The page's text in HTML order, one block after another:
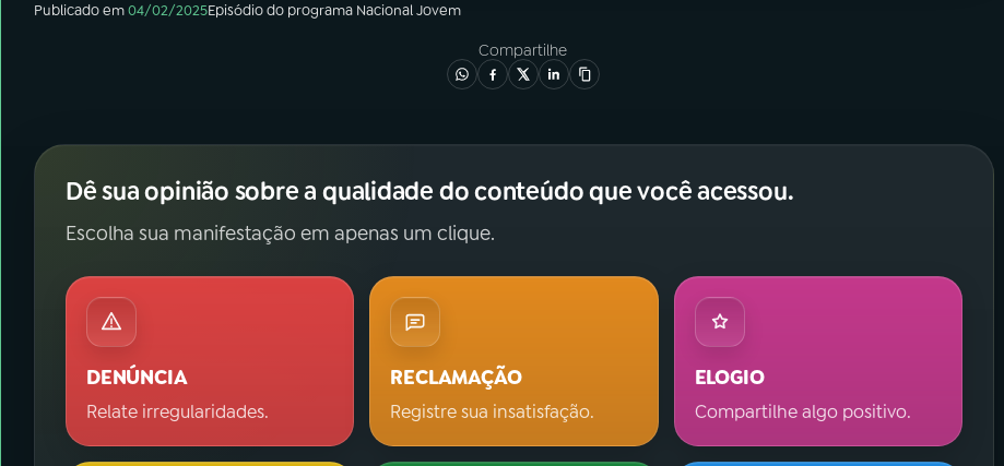
Publicado em04/02/2025Episódiodo programa Nacional Jovem
Compartilhe
Dê sua opinião sobre a qualidade do conteúdo que você acessou.
Escolha sua manifestação em apenas um clique.
DENÚNCIA
Relate irregularidades.
RECLAMAÇÃO
Registre sua insatisfação.
ELOGIO
Compartilhe algo positivo.